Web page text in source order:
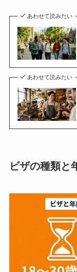
あわせて読みたい
あわせて読みたい
ビザの種類と